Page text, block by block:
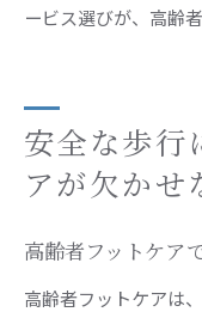
ービス選びが、高齢
安全な歩行
アが欠かせ
高齢者フットケア
高齢者フットケアは